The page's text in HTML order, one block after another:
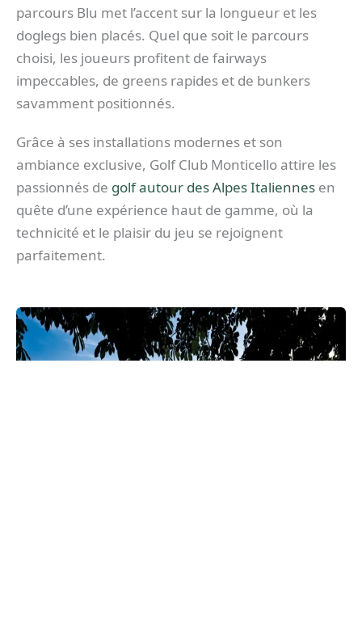
parcours Blu met l’accent sur la longueur et les
doglegs bien placés. Quel que soit le parcours
choisi, les joueurs profitent de fairways
impeccables, de greens rapides et de bunkers
savamment positionnés.
Grâce à ses installations modernes et son
ambiance exclusive, Golf Club Monticello attire les
passionnés de golf autour des Alpes Italiennes en
quête d’une expérience haut de gamme, où la
technicité et le plaisir du jeu se rejoignent
parfaitement.